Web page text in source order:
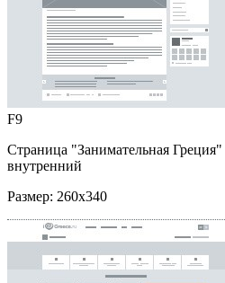
F9
Страница "Занимательная Греция"
внутренний
Размер: 260x340